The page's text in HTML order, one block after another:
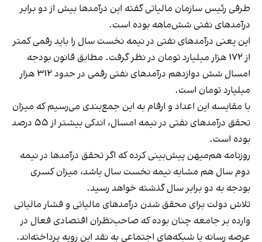
طرفی رئیس سازمان مالیاتی گفته این درآمدها بیش از دو برابر
درآمدهای نفتی شش‌ماهه بوده است.
این یعنی درآمدهای نفتی در نیمه نخست سال را باید رقمی کمتر
از ۱۷۲ هزار میلیارد تومان در نظر گرفت. مطابق قانون بودجه
امسال شش دوازدهم درآمدهای نفتی رقمی در حدود ۳۱۲ هزار
میلیارد تومان است.
با مقایسه این اعداد و ارقام به این جمع‌بندی می‌رسیم که میزان
تحقق درآمدهای نفتی در نیمه امسال، اندکی بیشتر از ۵۵ درصد
بوده است.
روزنامه هم‌میهن پیش‌بینی کرده که اگر تحقق درآمدها در نیمه
دوم سال هم مشابه نیمه نخست سال باشد، میزان کسری
بودجه به دو برابر سال گذشته خواهد رسید.
تلاش دولت برای محقق شدن درآمدهای مالیاتی و فشار مالیاتی
وارده بر جامعه چنان بوده که صاحب‌نظران اقتصادی فعال در
عرصه رسانه یا شبکه‌های اجتماعی به نقد این رویه پرداخته‌اند.